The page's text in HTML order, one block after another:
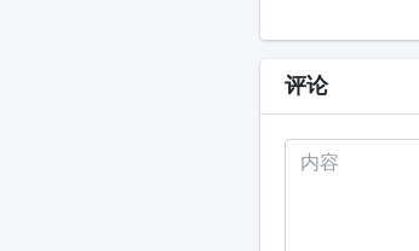
评论